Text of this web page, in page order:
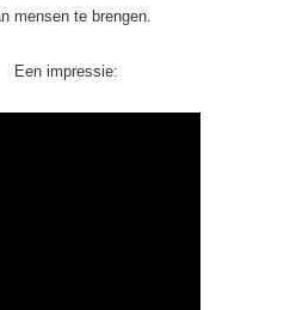
mensen te brengen.
Een impressie: